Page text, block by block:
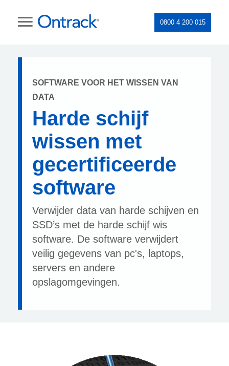
0800 4 200 015
SOFTWARE VOOR HET WISSEN VAN
DATA
Harde schijf
wissen met
gecertificeerde
software
Verwijder data van harde schijven en
SSD’s met de harde schijf wis
software. De software verwijdert
veilig gegevens van pc's, laptops,
servers en andere
opslagomgevingen.